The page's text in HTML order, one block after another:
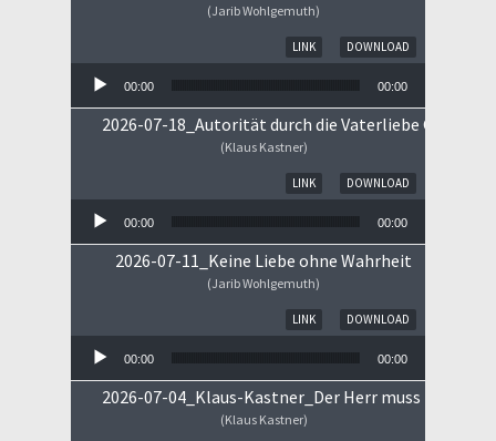
(Jarib Wohlgemuth)
DOWNLOAD
LINK
00:00 00:00
2026-07-18_Autorität durch die Vaterliebe Gottes
(Klaus Kastner)
DOWNLOAD
LINK
00:00 00:00
2026-07-11_Keine Liebe ohne Wahrheit
(Jarib Wohlgemuth)
DOWNLOAD
LINK
00:00 00:00
2026-07-04_Klaus-Kastner_Der Herr muss im
(Klaus Kastner)